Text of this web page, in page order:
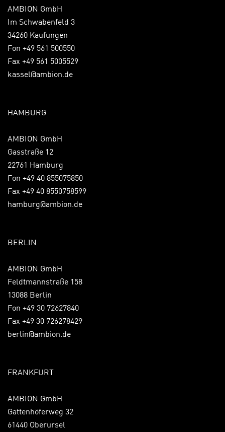
AMBION GmbH
Im Schwabenfeld 3
34260 Kaufungen
Fon +49 561 500550
Fax +49 561 5005529
kassel@ambion.de
HAMBURG
AMBION GmbH
Gasstraße 12
22761 Hamburg
Fon +49 40 855075850
Fax +49 40 8550758599
hamburg@ambion.de
BERLIN
AMBION GmbH
Feldtmannstraße 158
13088 Berlin
Fon +49 30 72627840
Fax +49 30 726278429
berlin@ambion.de
FRANKFURT
AMBION GmbH
Gattenhöferweg 32
61440 Oberursel